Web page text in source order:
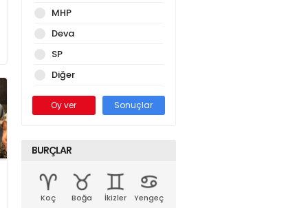
MHP
Deva
SP
Diğer
Oy ver Sonuçlar
BURÇLAR
Koç Boğa İkizler Yengeç